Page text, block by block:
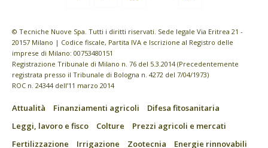
© Tecniche Nuove Spa. Tutti i diritti riservati. Sede legale Via Eritrea 21 -
20157 Milano | Codice fiscale, Partita IVA e Iscrizione al Registro delle
imprese di Milano: 00753480151
Registrazione Tribunale di Milano n. 76 del 5.3.2014 (Precedentemente
registrata presso il Tribunale di Bologna n. 4272 del 7/04/1973)
ROC n. 24344 dell’11 marzo 2014
Attualità Finanziamenti agricoli
Difesa fitosanitaria
Leggi, lavoro e fisco
Colture
Prezzi agricoli e mercati
Fertilizzazione
Irrigazione Zootecnia
Energie rinnovabili